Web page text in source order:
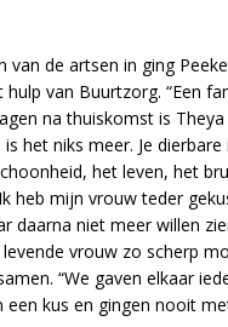
van de art­sen in ging
hulp van Buurt­zorg. “Een
na thuis­komst is
het niks meer. Je
het le­ven, het
heb mijn vrouw te­der
daar­na niet meer wil­len
le­ven­de vrouw zo scherp
“We ga­ven el­kaar
kus en gin­gen nooit